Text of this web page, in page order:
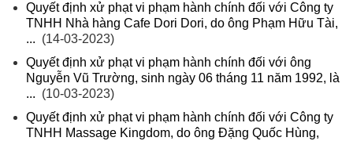
Quyết định xử phạt vi phạm hành chính đối với Công ty
TNHH Nhà hàng Cafe Dori Dori, do ông Phạm Hữu Tài,
... (14-03-2023)
Quyết định xử phạt vi phạm hành chính đối với ông
Nguyễn Vũ Trường, sinh ngày 06 tháng 11 năm 1992, là
... (10-03-2023)
Quyết định xử phạt vi phạm hành chính đối với Công ty
TNHH Massage Kingdom, do ông Đặng Quốc Hùng,